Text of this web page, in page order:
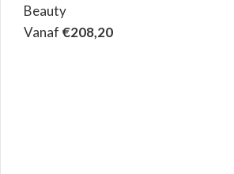
Beauty
Vanaf €208,20